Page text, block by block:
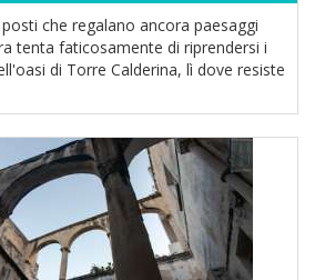
che regalano ancora paesaggi
tenta faticosamente di riprendersi i
di Torre Calderina, lì dove resiste